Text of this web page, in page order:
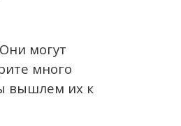
могут
много
вышлем их к